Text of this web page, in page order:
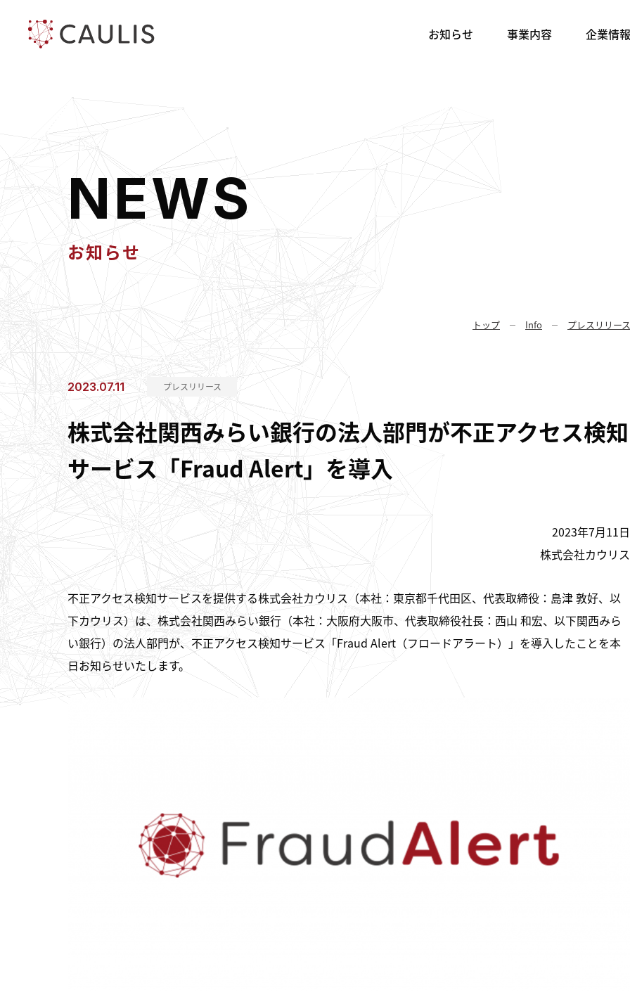
お知らせ 事業内容 企業情報
NEWS
お知らせ
トップ Info プレスリリース
2023.07.11 プレスリリース
株式会社関西みらい銀行の法人部門が不正アクセス検知
サービス「Fraud Alert」を導入
2023年7月11日
株式会社カウリス
不正アクセス検知サービスを提供する株式会社カウリス（本社：東京都千代田区、代表取締役：島津 敦好、以
下カウリス）は、株式会社関西みらい銀行（本社：大阪府大阪市、代表取締役社長：西山 和宏、以下関西みら
い銀行）の法人部門が、不正アクセス検知サービス「Fraud Alert（フロードアラート）」を導入したことを本
日お知らせいたします。